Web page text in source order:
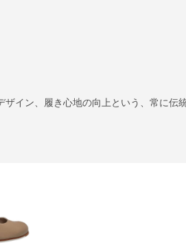
イン、履き心地の向上という、常に伝